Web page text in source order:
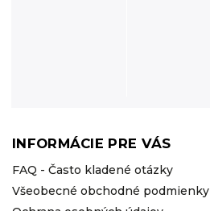
INFORMÁCIE PRE VÁS
FAQ - Často kladené otázky
Všeobecné obchodné podmienky